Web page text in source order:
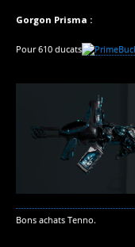
Gorgon Prisma :
Pour 610 ducats
Bons achats Tenno.